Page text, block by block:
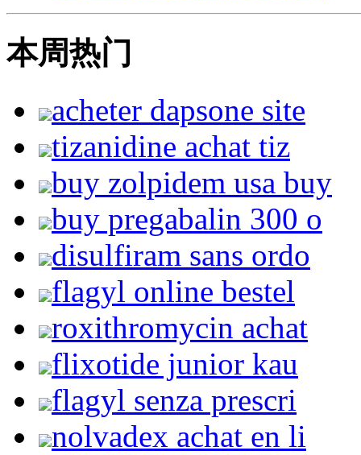
本周热门
acheter dapsone site
tizanidine achat tiz
buy zolpidem usa buy
buy pregabalin 300 o
disulfiram sans ordo
flagyl online bestel
roxithromycin achat
flixotide junior kau
flagyl senza prescri
nolvadex achat en li